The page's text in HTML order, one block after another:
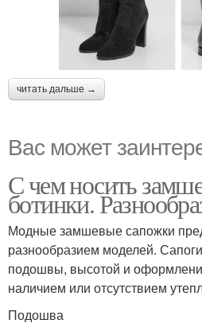
читать дальше →
Вас может
С чем носить
ботинки.
Модные замшевые сапожки
разнообразием моделей.
подошвы, высотой и
наличием или отсутствием
Подошва